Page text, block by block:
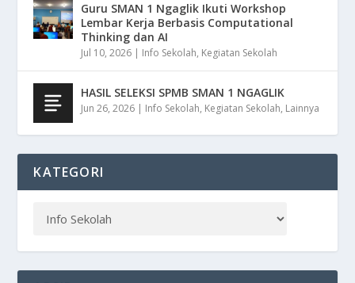
Guru SMAN 1 Ngaglik Ikuti Workshop
Lembar Kerja Berbasis Computational
Thinking dan AI
Jul 10, 2026 Info Sekolah, Kegiatan Sekolah
HASIL SELEKSI SPMB SMAN 1 NGAGLIK
Jun 26, 2026 Info Sekolah, Kegiatan Sekolah, Lainnya
KATEGORI